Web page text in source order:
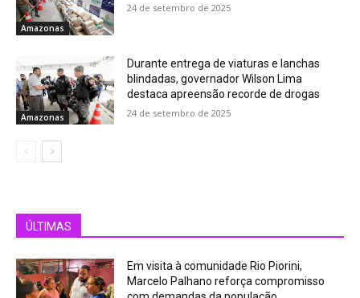
Amazonas
24 de setembro de 2025
Amazonas
Durante entrega de viaturas e lanchas
blindadas, governador Wilson Lima
destaca apreensão recorde de drogas
24 de setembro de 2025
ÚLTIMAS
Em visita à comunidade Rio Piorini,
Marcelo Palhano reforça compromisso